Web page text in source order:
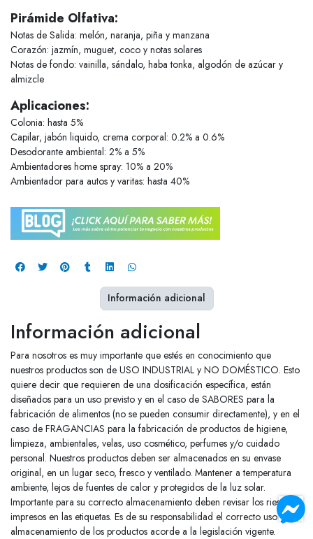
Pirámide Olfativa:
Notas de Salida: melón, naranja, piña y manzana
Corazón: jazmín, muguet, coco y notas solares
Notas de fondo: vainilla, sándalo, haba tonka, algodón de azúcar y
almizcle
Aplicaciones:
Colonia: hasta 5%
Capilar, jabón liquido, crema corporal: 0.2% a 0.6%
Desodorante ambiental: 2% a 5%
Ambientadores home spray: 10% a 20%
Ambientador para autos y varitas: hasta 40%
Información adicional
Para nosotros es muy importante que estés en conocimiento que
nuestros productos son de USO INDUSTRIAL y NO DOMÉSTICO. Esto
quiere decir que requieren de una dosificación específica, están
diseñados para un uso previsto y en el caso de SABORES para la
fabricación de alimentos (no se pueden consumir directamente), y en el
caso de FRAGANCIAS para la fabricación de productos de higiene,
limpieza, ambientales, velas, uso cosmético, perfumes y/o cuidado
personal. Nuestros productos deben ser almacenados en su envase
original, en un lugar seco, fresco y ventilado. Mantener a temperatura
ambiente, lejos de fuentes de calor y protegidos de la luz solar.
Importante para su correcto almacenamiento deben revisar los riesgos
impresos en las etiquetas. Es de su responsabilidad el correcto uso y
almacenamiento de los productos acorde a la legislación vigente.
Información adicional